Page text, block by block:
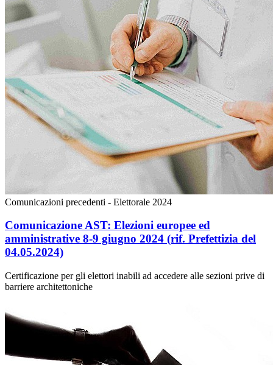
Comunicazioni precedenti - Elettorale 2024
Comunicazione AST: Elezioni europee ed
amministrative 8-9 giugno 2024 (rif. Prefettizia del
04.05.2024)
Certificazione per gli elettori inabili ad accedere alle sezioni prive di
barriere architettoniche